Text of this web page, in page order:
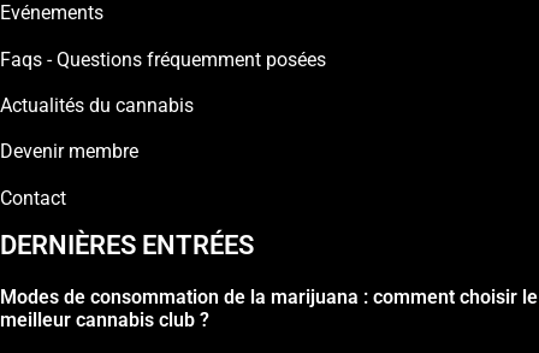
Evénements
Faqs - Questions fréquemment posées
Actualités du cannabis
Devenir membre
Contact
DERNIÈRES ENTRÉES
Modes de consommation de la marijuana : comment choisir le
meilleur cannabis club ?